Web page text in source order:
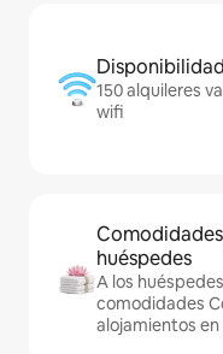
150 alquileres
wifi
huéspedes
A los
comodidades
alojamientos en